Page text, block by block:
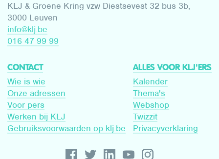
KLJ & Groene Kring vzw Diestsevest 32 bus 3b,
3000 Leuven
info@klj.be​
016 47 99 99
CONTACT
Wie is wie
Onze adressen
Voor pers
Werken bij KLJ
Gebruiksvoorwaarden op klj.be
ALLES VOOR KLJ'ERS
Kalender
Thema's
Webshop
Twizzit
Privacyverklaring